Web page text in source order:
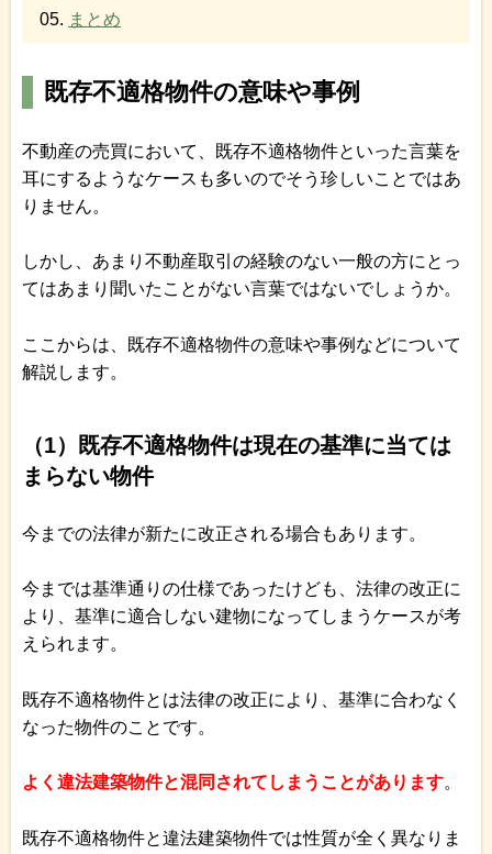
まとめ
既存不適格物件の意味や事例
不動産の売買において、既存不適格物件といった言葉を
耳にするようなケースも多いのでそう珍しいことではあ
りません。
しかし、あまり不動産取引の経験のない一般の方にとっ
てはあまり聞いたことがない言葉ではないでしょうか。
ここからは、既存不適格物件の意味や事例などについて
解説します。
（1）既存不適格物件は現在の基準に当ては
まらない物件
今までの法律が新たに改正される場合もあります。
今までは基準通りの仕様であったけども、法律の改正に
より、基準に適合しない建物になってしまうケースが考
えられます。
既存不適格物件とは法律の改正により、基準に合わなく
なった物件のことです。
よく違法建築物件と混同されてしまうことがあります。
既存不適格物件と違法建築物件では性質が全く異なりま